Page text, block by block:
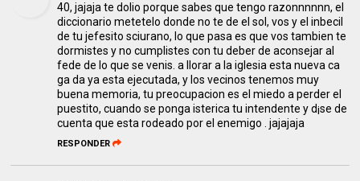
40, jajaja te dolio porque sabes que tengo razonnnnnn, el
diccionario metetelo donde no te de el sol, vos y el inbecil
de tu jefesito sciurano, lo que pasa es que vos tambien te
dormistes y no cumplistes con tu deber de aconsejar al
fede de lo que se venis. a llorar a la iglesia esta nueva ca
ga da ya esta ejecutada, y los vecinos tenemos muy
buena memoria, tu preocupacion es el miedo a perder el
puestito, cuando se ponga isterica tu intendente y d¡se de
cuenta que esta rodeado por el enemigo . jajajaja
RESPONDER